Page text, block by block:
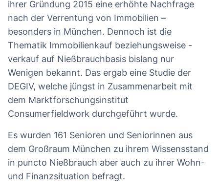
ihrer Gründung 2015 eine erhöhte Nachfrage
nach der Verrentung von Immobilien –
besonders in München. Dennoch ist die
Thematik Immobilienkauf beziehungsweise -
verkauf auf Nießbrauchbasis bislang nur
Wenigen bekannt. Das ergab eine Studie der
DEGIV, welche jüngst in Zusammenarbeit mit
dem Marktforschungsinstitut
Consumerfieldwork durchgeführt wurde.
Es wurden 161 Senioren und Seniorinnen aus
dem Großraum München zu ihrem Wissensstand
in puncto Nießbrauch aber auch zu ihrer Wohn-
und Finanzsituation befragt.